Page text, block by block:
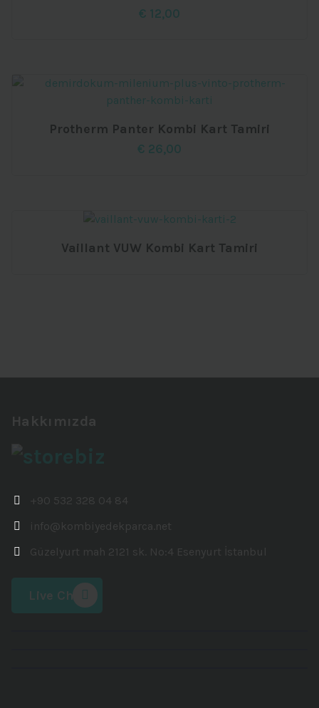
€ 12,00
Protherm Panter Kombi Kart Tamiri
€ 26,00
Vaillant VUW Kombi Kart Tamiri
Hakkımızda
+90 532 328 04 84
info@kombiyedekparca.net
Güzelyurt mah 2121 sk. No:4 Esenyurt İstanbul
Live Chat